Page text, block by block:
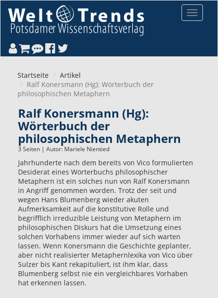
Toggle
Startseite
Artikel
Ralf Konersmann (Hg): Wörterbuch der
philosophischen Metaphern
Ralf Konersmann (Hg):
Wörterbuch der
philosophischen Metaphern
3 Seiten | Autor: Mariele Nientied
Jahrhunderte nach dem bereits von Vico formulierten
Desiderat eines Wörterbuchs philosophischer
Metaphern ist ein solches nun von Ralf Konersmann
in Angriff genommen worden. Trotz der seit und
wegen Hans Blumenberg wieder akuten
Aufmerksamkeit auf die konstitutive Rolle und
begrifflich irreduzible Leistung von Metaphern im
philosophischen Diskurs hat die Umsetzung eines
solchen Vorhabens immer wieder auf sich warten
lassen. Wenn Konersmann die Geschichte geplanter,
aber nicht realisierter Metaphernlexika von Vico über
Sulzer bis Kant rekapituliert, ist ihm klar, dass
Blumenberg selbst nie ein vergleichbares Vorhaben
hat erkennen lassen.